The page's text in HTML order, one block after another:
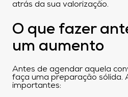
atrás da sua valorização.
O que fazer
um aumento
Antes de agendar aquela
faça uma preparação sólida.
importantes: